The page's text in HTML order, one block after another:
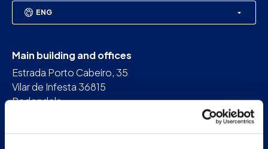
ENG
Main building and offices
Estrada Porto Cabeiro, 35
Vilar de Infesta 36815
Redondela